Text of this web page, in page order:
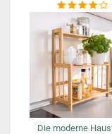
Die moderne